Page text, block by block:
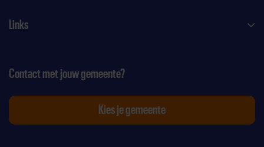
Links
Contact met jouw gemeente?
Kies je gemeente